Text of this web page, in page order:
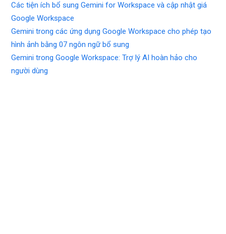
Các tiện ích bổ sung Gemini for Workspace và cập nhật giá
Google Workspace
Gemini trong các ứng dụng Google Workspace cho phép tạo
hình ảnh bằng 07 ngôn ngữ bổ sung
Gemini trong Google Workspace: Trợ lý AI hoàn hảo cho
người dùng